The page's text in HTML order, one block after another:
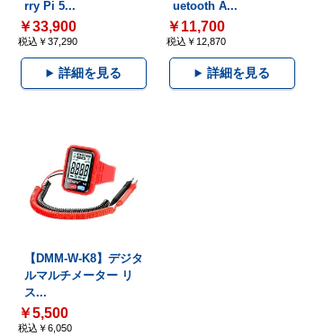
rry Pi 5...
￥33,900
税込￥37,290
詳細を見る
uetooth A...
￥11,700
税込￥12,870
詳細を見る
【DMM-W-K8】デジタ
ルマルチメーター リ
ス...
￥5,500
税込￥6,050